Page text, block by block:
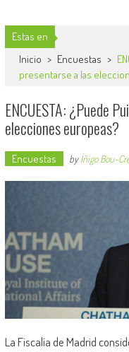
Estas en
Inicio > Encuestas >
presentarse a las
ENCUESTA: ¿Puede
elecciones europeas?
Encuestas byÍñigo Bou-
La Fiscalía de Madrid